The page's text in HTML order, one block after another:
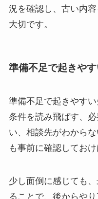
況を確認し、古い内
大切です。
準備不足で起きや
準備不足で起きやすい
条件を読み飛ばす、
い、相談先がわから
も事前に確認してお
少し面倒に感じても
ることで、後からや